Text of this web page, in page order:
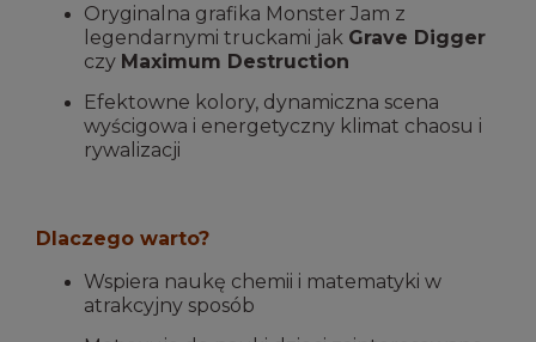
Oryginalna grafika Monster Jam z
legendarnymi truckami jak Grave Digger
czy Maximum Destruction
Efektowne kolory, dynamiczna scena
wyścigowa i energetyczny klimat chaosu i
rywalizacji
Dlaczego warto?
Wspiera naukę chemii i matematyki w
atrakcyjny sposób